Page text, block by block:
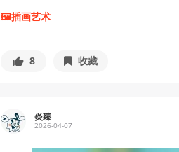
🖼插画艺术
8 收藏
炎臻
2026-04-07